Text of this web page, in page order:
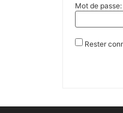
Mot de passe:
Rester